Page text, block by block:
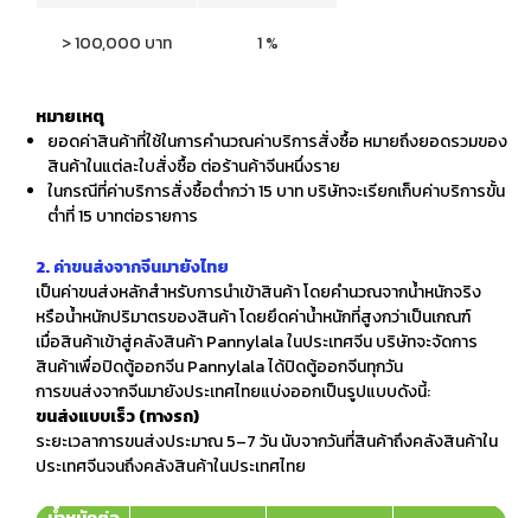
> 100,000 บาท 1 %
หมายเหตุ
ยอดค่าสินค้าที่ใช้ในการคำนวณค่าบริการสั่งซื้อ หมายถึงยอดรวมของ
สินค้าในแต่ละใบสั่งซื้อ ต่อร้านค้าจีนหนึ่งราย
ในกรณีที่ค่าบริการสั่งซื้อต่ำกว่า 15 บาท บริษัทจะเรียกเก็บค่าบริการขั้น
ต่ำที่ 15 บาทต่อรายการ
2.ค่าขนส่งจากจีนมายังไทย
เป็นค่าขนส่งหลักสำหรับการนำเข้าสินค้า โดยคำนวณจากน้ำหนักจริง
หรือน้ำหนักปริมาตรของสินค้า โดยยึดค่าน้ำหนักที่สูงกว่าเป็นเกณฑ์
เมื่อสินค้าเข้าสู่คลังสินค้า Pannylala ในประเทศจีน บริษัทจะจัดการ
สินค้าเพื่อปิดตู้ออกจีน Pannylala ได้ปิดตู้ออกจีนทุกวัน
การขนส่งจากจีนมายังประเทศไทยแบ่งออกเป็นรูปแบบดังนี้:
ขนส่งแบบเร็ว (ทางรถ)
ระยะเวลาการขนส่งประมาณ 5–7 วัน นับจากวันที่สินค้าถึงคลังสินค้าใน
ประเทศจีนจนถึงคลังสินค้าในประเทศไทย